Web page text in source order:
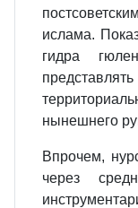
ислама.
гидра
нынешнего
Впрочем,
через